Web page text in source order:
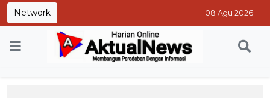
Network 08 Agu 2026